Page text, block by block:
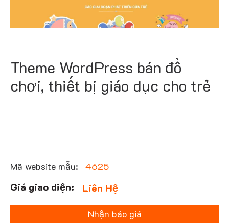
Theme WordPress bán đồ
chơi, thiết bị giáo dục cho trẻ
Mã website mẫu: 4625
Liên Hệ
Nhận báo giá